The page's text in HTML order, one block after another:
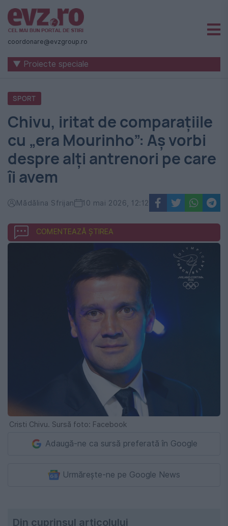
Știri
naționale
internaționale
România
-
Evenimentul
Zilei
coordonare@evzgroup.ro
▼ Proiecte speciale
SPORT
Chivu, iritat de comparațiile
cu „era Mourinho”: Aș vorbi
despre alți antrenori pe care
îi avem
Mădălina Sfrijan 10 mai 2026, 12:12
COMENTEAZĂ ȘTIREA
Cristi Chivu. Sursă foto: Facebook
Adaugă-ne ca sursă preferată în Google
Urmărește-ne pe Google News
Din cuprinsul articolului